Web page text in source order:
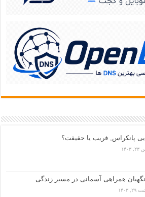
پانکراس, فریب یا حقیقت؟
همراهی آسمانی در مسیر زندگی
۱۴۰۳